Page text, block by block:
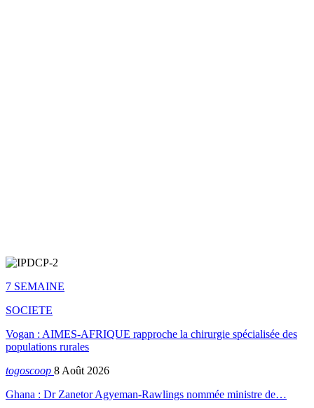
7 SEMAINE
SOCIETE
Vogan : AIMES-AFRIQUE rapproche la chirurgie spécialisée des
populations rurales
togoscoop 8 Août 2026
Ghana : Dr Zanetor Agyeman-Rawlings nommée ministre de…